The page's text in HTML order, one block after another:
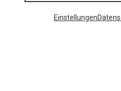
Einstellungen